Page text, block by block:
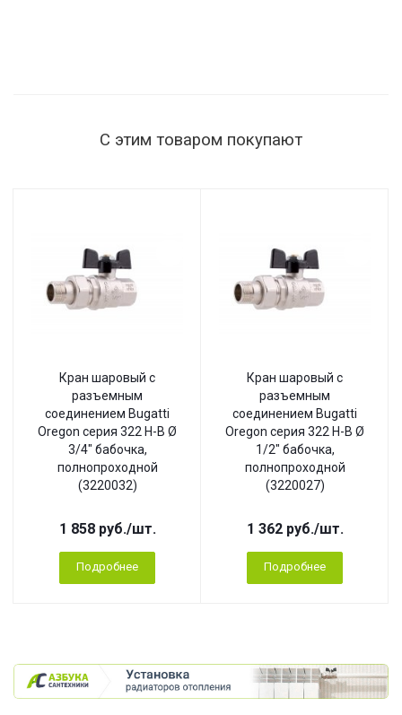
С этим товаром покупают
Кран шаровый с
разъемным
соединением Bugatti
Oregon серия 322 Н-В Ø
3/4" бабочка,
полнопроходной
(3220032)
1 858руб./шт.
Подробнее
Кран шаровый с
разъемным
соединением Bugatti
Oregon серия 322 Н-В Ø
1/2" бабочка,
полнопроходной
(3220027)
1 362руб./шт.
Подробнее